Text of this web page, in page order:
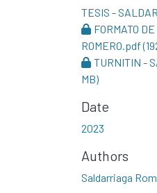
TESIS -
FORMATO
ROMERO.pdf
TURNITIN -
MB)
Date
2023
Authors
Saldarriaga